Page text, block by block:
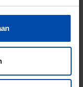
& reageer →